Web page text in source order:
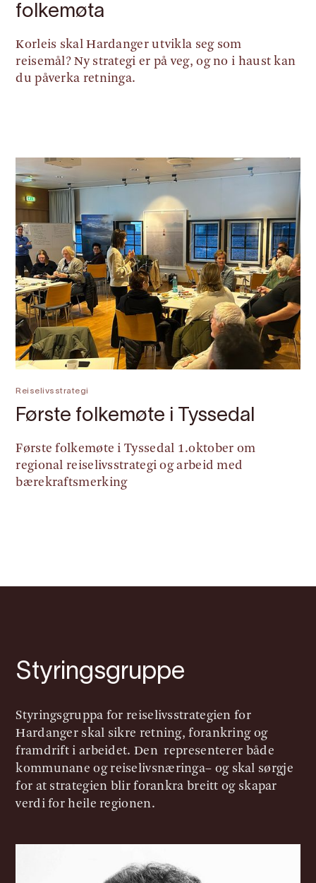
folkemøta
Korleis skal Hardanger utvikla seg som
reisemål? Ny strategi er på veg, og no i haust kan
du påverka retninga.
Reiselivsstrategi
Første folkemøte i Tyssedal
Første folkemøte i Tyssedal 1.oktober om
regional reiselivsstrategi og arbeid med
bærekraftsmerking
Styringsgruppe
Styringsgruppa for reiselivsstrategien for
Hardanger skal sikre retning, forankring og
framdrift i arbeidet. Den representerer både
kommunane og reiselivsnæringa– og skal sørgje
for at strategien blir forankra breitt og skapar
verdi for heile regionen.